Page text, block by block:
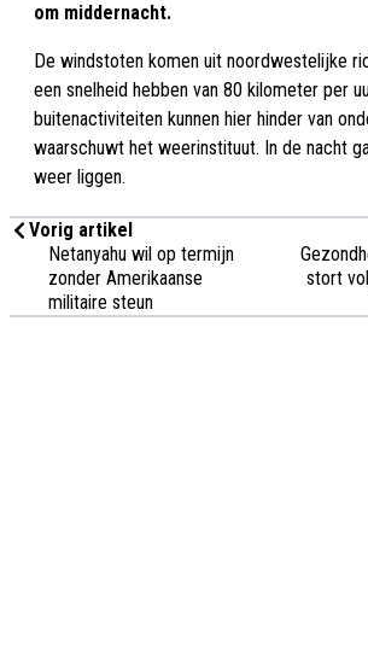
om middernacht.
De windstoten komen uit noordwestelijke
een snelheid hebben van 80 kilometer per
buitenactiviteiten kunnen hier hinder van
waarschuwt het weerinstituut. In de nacht
weer liggen.
Vorig artikel
Netanyahu wil op termijn
zonder Amerikaanse
militaire steun
stort